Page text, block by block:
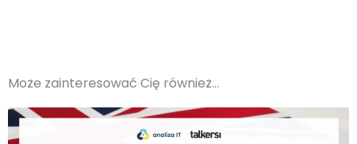
Może zainteresować Cię również...